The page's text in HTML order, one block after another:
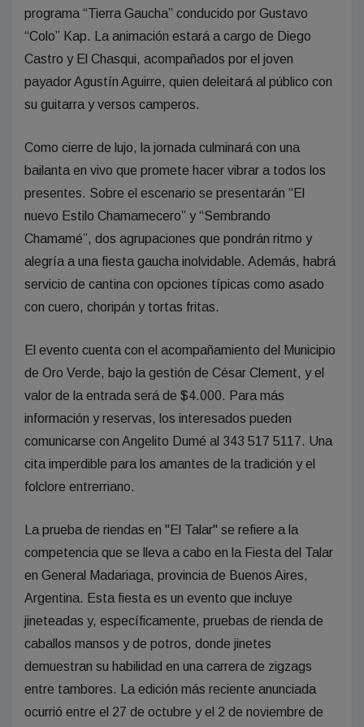
programa “Tierra Gaucha” conducido por Gustavo
“Colo” Kap. La animación estará a cargo de Diego
Castro y El Chasqui, acompañados por el joven
payador Agustín Aguirre, quien deleitará al público con
su guitarra y versos camperos.
Como cierre de lujo, la jornada culminará con una
bailanta en vivo que promete hacer vibrar a todos los
presentes. Sobre el escenario se presentarán “El
nuevo Estilo Chamamecero” y “Sembrando
Chamamé”, dos agrupaciones que pondrán ritmo y
alegría a una fiesta gaucha inolvidable. Además, habrá
servicio de cantina con opciones típicas como asado
con cuero, choripán y tortas fritas.
El evento cuenta con el acompañamiento del Municipio
de Oro Verde, bajo la gestión de César Clement, y el
valor de la entrada será de $4.000. Para más
información y reservas, los interesados pueden
comunicarse con Angelito Dumé al 343 517 5117. Una
cita imperdible para los amantes de la tradición y el
folclore entrerriano.
La prueba de riendas en "El Talar" se refiere a la
competencia que se lleva a cabo en la Fiesta del Talar
en General Madariaga, provincia de Buenos Aires,
Argentina. Esta fiesta es un evento que incluye
jineteadas y, específicamente, pruebas de rienda de
caballos mansos y de potros, donde jinetes
demuestran su habilidad en una carrera de zigzags
entre tambores. La edición más reciente anunciada
ocurrió entre el 27 de octubre y el 2 de noviembre de